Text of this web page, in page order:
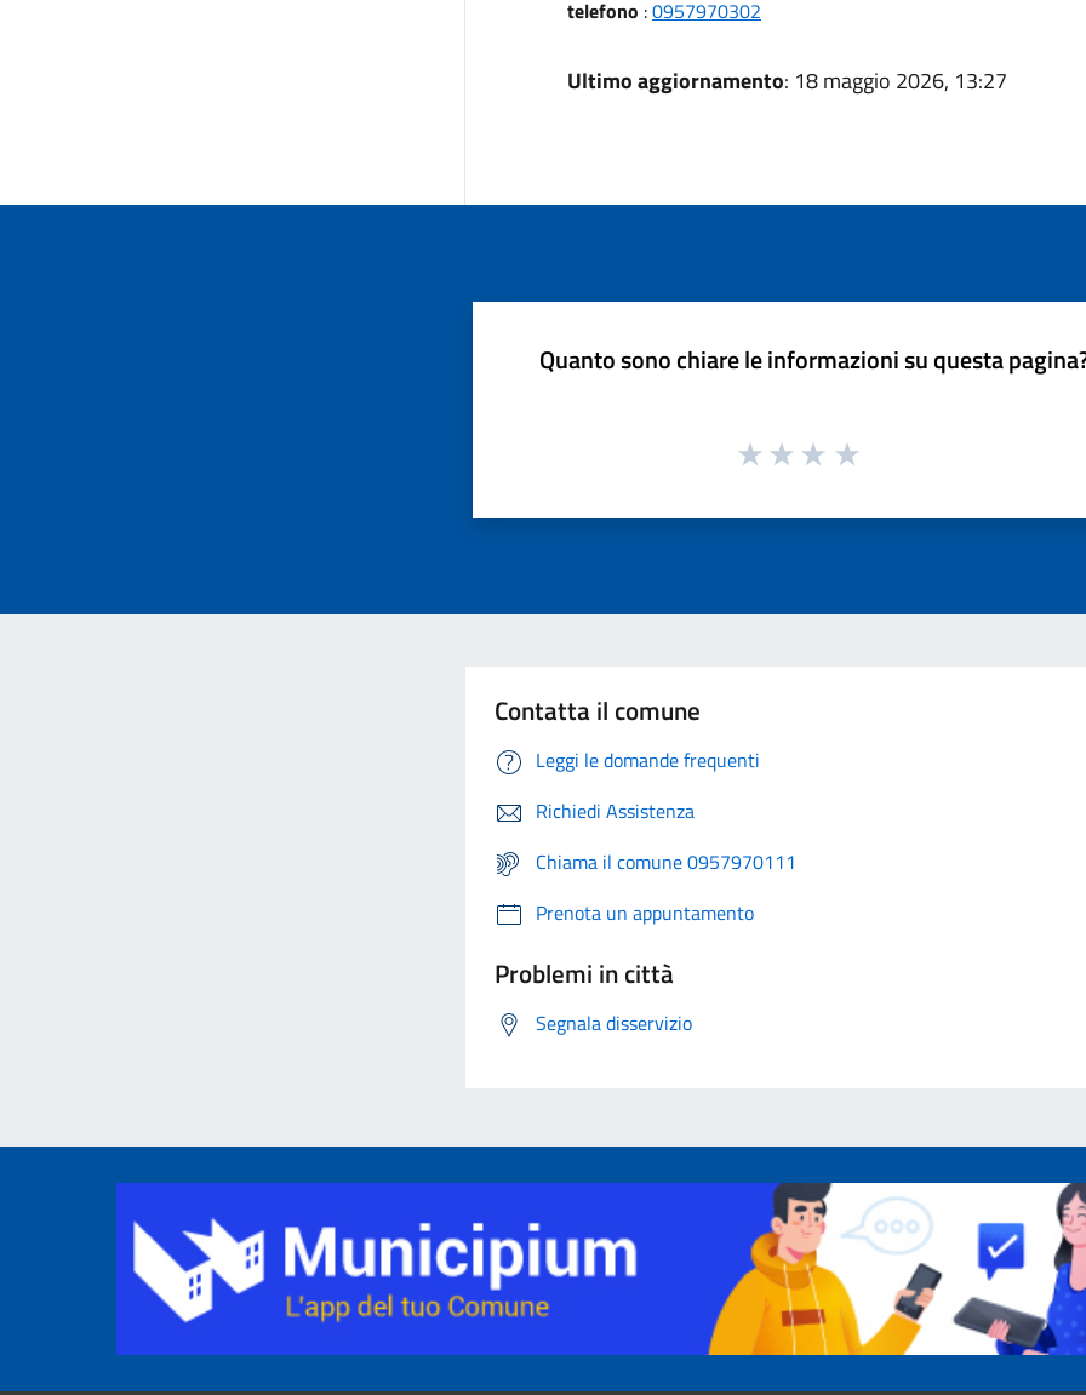
telefono :0957970302
Ultimo aggiornamento: 18 maggio 2026, 13:27
Quanto sono chiare le informazioni su questa
Contatta il comune
Leggi le domande frequenti
Richiedi Assistenza
Chiama il comune 0957970111
Prenota un appuntamento
Problemi in città
Segnala disservizio